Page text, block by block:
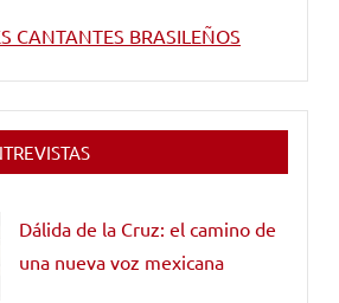
CANTANTES BRASILEÑOS
Dálida de la Cruz: el camino de
una nueva voz mexicana